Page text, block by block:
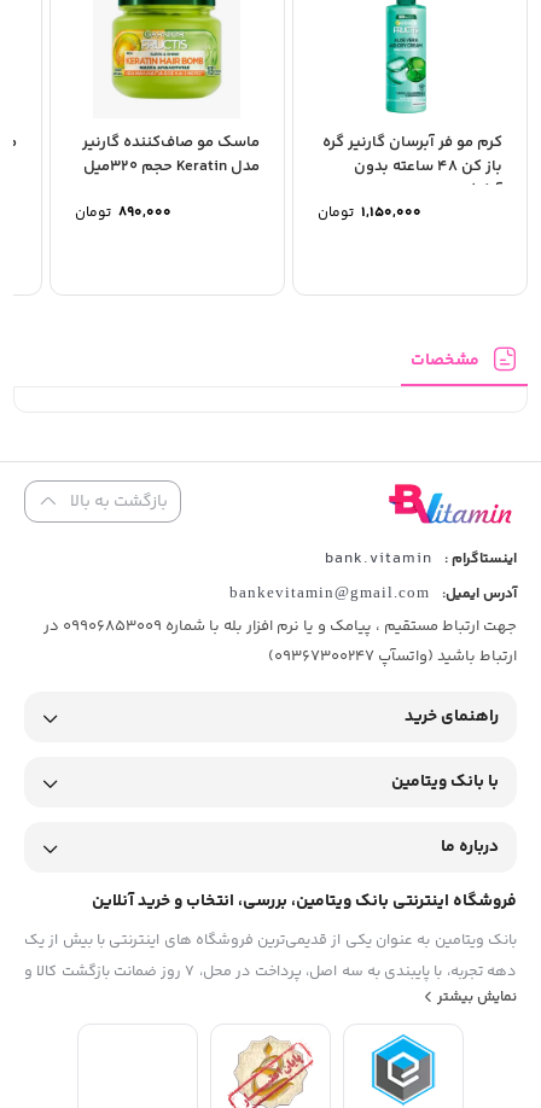
کرم مو فر آبرسان گارنیر گره
باز کن 48 ساعته بدون
آبکشی
1,150,000 تومان
ماسک مو صاف‌کننده گارنیر
مدل Keratin حجم 320میل
890,000 تومان
مشخصات
بازگشت به بالا
اینستاگرام : bank.vitamin
آدرس ایمیل: bankevitamin@gmail.com
جهت ارتباط مستقیم ، پیامک و یا نرم افزار بله با شماره 09906853009 در
ارتباط باشید (واتسآپ 09367300247)
راهنمای خرید
با بانک ویتامین
درباره ما
فروشگاه اینترنتی بانک ویتامین، بررسی، انتخاب و خرید آنلاین
بانک ویتامین به عنوان یکی از قدیمی‌ترین فروشگاه های اینترنتی با بیش از یک
دهه تجربه، با پایبندی به سه اصل، پرداخت در محل، ۷ روز ضمانت بازگشت کالا و
تضمین اصل‌بودن کالا موفق شده تا همگام با فروشگاه‌های معتبر جهان، به
بزرگ‌ترین فروشگاه اینترنتی ایران تبدیل شود. به محض ورود به سایت
دیجی‌کالا با دنیایی از کالا رو به رو می‌شوید! هر آنچه که نیاز دارید و به ذهن
شما خطور می‌کند در اینجا پیدا خواهید کرد.
نمایش بیشتر